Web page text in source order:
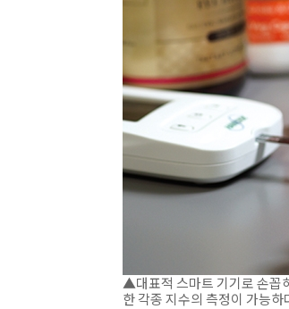
▲대표적 스마트 기기로 손꼽
한 각종 지수의 측정이 가능